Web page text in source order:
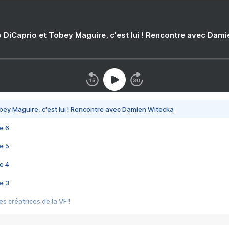
DiCaprio et Tobey Maguire, c'est lui ! Rencontre avec
Maguire, c'est lui ! Rencontre avec Damien Witecka
6
5
4
3
créatrices de la VF !